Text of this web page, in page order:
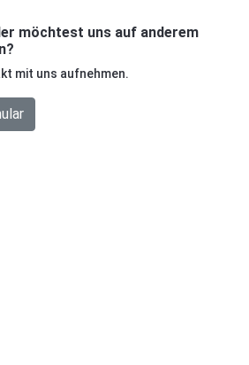
möchtest uns auf anderem
mit uns aufnehmen.